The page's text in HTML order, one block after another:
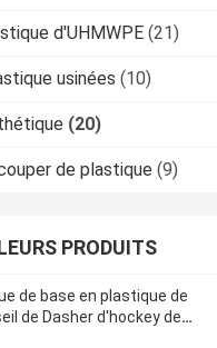
d'UHMWPE (21)
usinées (10)
(20)
de plastique (9)
PRODUITS
de base en plastique de
de Dasher d'hockey de